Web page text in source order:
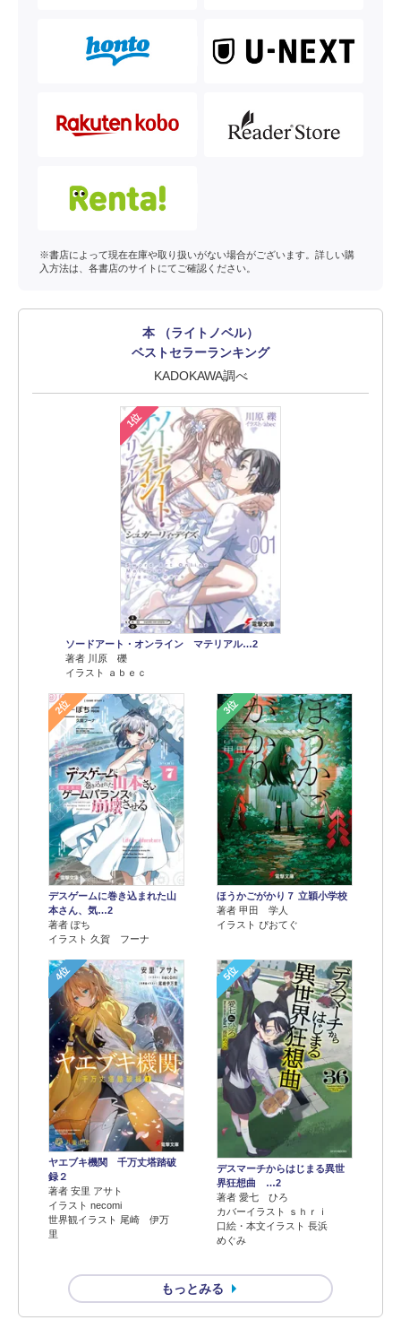
※書店によって現在在庫や取り扱いがない場合がございます。詳しい購
入方法は、各書店のサイトにてご確認ください。
本 （ライトノベル）
ベストセラーランキング
KADOKAWA調べ
1位
ソードアート・オンライン マテリアル…2
著者 川原 礫
イラスト ａｂｅｃ
2位
デスゲームに巻き込まれた山
本さん、気…2
著者 ぽち
イラスト 久賀 フーナ
3位
ほうかごがかり７ 立穎小学校
著者 甲田 学人
イラスト ぴおてぐ
4位
ヤエブキ機関 千万丈塔踏破
録２
著者 安里 アサト
イラスト necomi
世界観イラスト 尾崎 伊万
里
5位
デスマーチからはじまる異世
界狂想曲 …2
著者 愛七 ひろ
カバーイラスト ｓｈｒｉ
口絵・本文イラスト 長浜
めぐみ
もっとみる